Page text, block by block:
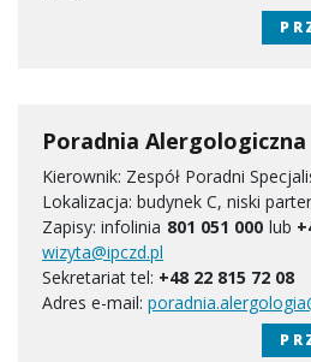
Poradnia Alergologiczna
Kierownik: Zespół Poradni
Lokalizacja: budynek C, niski
Zapisy: infolinia 801 051 000 lub
wizyta@ipczd.pl
Sekretariat tel: +48 22 815 72 08
Adres e-mail: